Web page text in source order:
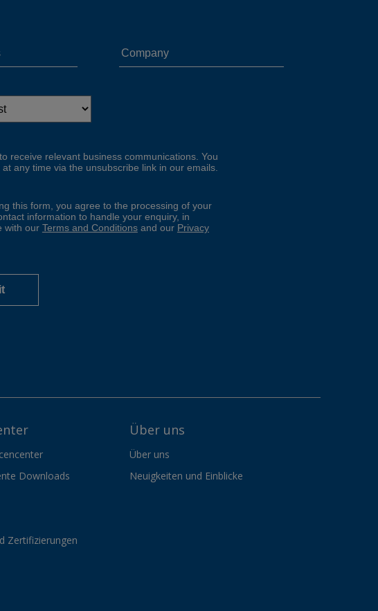
Downloads
Zertifizierungen
Über uns
Über uns
Neuigkeiten und Einblicke